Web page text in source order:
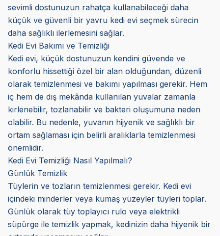
sevimli dostunuzun rahatça kullanabileceği daha
küçük ve güvenli bir yavru kedi evi seçmek sürecin
daha sağlıklı ilerlemesini sağlar.
Kedi Evi Bakımı ve Temizliği
Kedi evi, küçük dostunuzun kendini güvende ve
konforlu hissettiği özel bir alan olduğundan, düzenli
olarak temizlenmesi ve bakımı yapılması gerekir. Hem
iç hem de dış mekânda kullanılan yuvalar zamanla
kirlenebilir, tozlanabilir ve bakteri oluşumuna neden
olabilir. Bu nedenle, yuvanın hijyenik ve sağlıklı bir
ortam sağlaması için belirli aralıklarla temizlenmesi
önemlidir.
Kedi Evi Temizliği Nasıl Yapılmalı?
Günlük Temizlik
Tüylerin ve tozların temizlenmesi gerekir. Kedi evi
içindeki minderler veya kumaş yüzeyler tüyleri toplar.
Günlük olarak tüy toplayıcı rulo veya elektrikli
süpürge ile temizlik yapmak, kedinizin daha hijyenik bir